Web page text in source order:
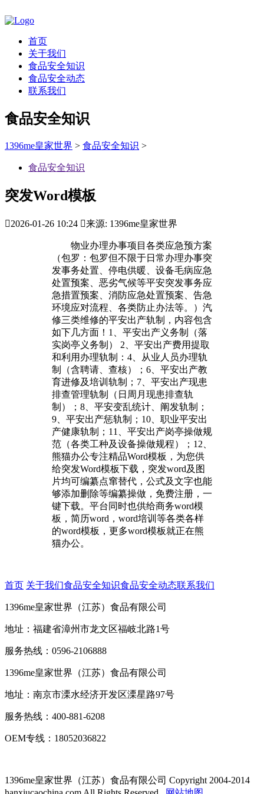
首页
关于我们
食品安全知识
食品安全动态
联系我们
食品安全知识
1396me皇家世界 > 食品安全知识 >
食品安全知识
突发Word模板
2026-01-26 10:24 来源: 1396me皇家世界
物业办理办事项目各类应急预方案
（包罗：包罗但不限于日常办理办事突
发事务处置、停电供暖、设备毛病应急
处置预案、恶劣气候等平安突发事务应
急措置预案、消防应急处置预案、告急
环境应对流程、各类防止办法等。）汽
修三类维修的平安出产轨制，内容包含
如下几方面！1、平安出产义务制（落
实岗亭义务制） 2、平安出产费用提取
和利用办理轨制：4、从业人员办理轨
制（含聘请、查核）；6、平安出产教
育进修及培训轨制；7、平安出产现患
排查管理轨制（日周月现患排查轨
制）；8、平安变乱统计、阐发轨制；
9、平安出产惩轨制；10、职业平安出
产健康轨制；11、平安出产岗亭操做规
范（各类工种及设备操做规程）；12、
熊猫办公专注精品Word模板，为您供
给突发Word模板下载，突发word及图
片均可编纂点窜替代，公式及文字也能
够添加删除等编纂操做，免费注册，一
键下载。平台同时也供给商务word模
板，简历word，word培训等各类各样
的word模板，更多word模板就正在熊
猫办公。
首页 关于我们食品安全知识食品安全动态联系我们
1396me皇家世界（江苏）食品有限公司
地址：福建省漳州市龙文区福岐北路1号
服务热线：0596-2106888
1396me皇家世界（江苏）食品有限公司
地址：南京市溧水经济开发区溧星路97号
服务热线：400-881-6208
OEM专线：18052036822
1396me皇家世界（江苏）食品有限公司 Copyright 2004-2014